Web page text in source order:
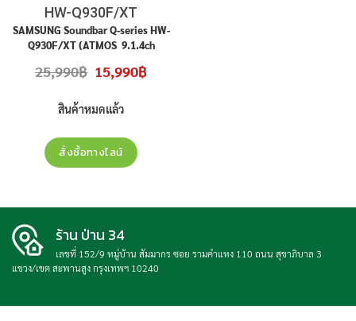
HW-Q930F/XT
SAMSUNG Soundbar Q-series HW-
Q930F/XT (ATMOS 9.1.4ch
ใหม่ ประกันศูนย์
25,990฿ Original
price
25,990฿.
15,990฿Current
price
สินค้าหมดแล้ว
สั่งซื้อทางไลน์
ร้าน ป่าน 34
เลขที่ 152/9 หมู่บ้าน สัมมากร ซอย รามคำแหง 110 ถนน สุขาภิบาล 3
แขวง/เขต สะพานสูง กรุงเทพฯ 10240